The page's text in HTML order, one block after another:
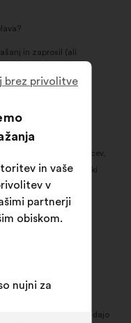
in zaprosil (ali
izobrazbe udeležencev,
situacijski podatki
odzivi na predloge,
in zaprosil (ali
zavrnitev
onemogoča oddajo
brez privolitve
in vaše
v
partnerji
obiskom.
nujni za